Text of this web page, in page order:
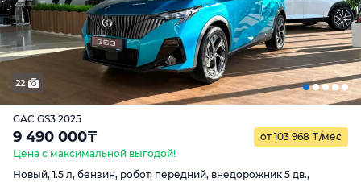
22
GAC GS3 2025
9 490 000₸ от 103 968 ₸/мес
Цена с максимальной выгодой!
Новый, 1.5 л, бензин, робот, передний, внедорожник 5 дв.,